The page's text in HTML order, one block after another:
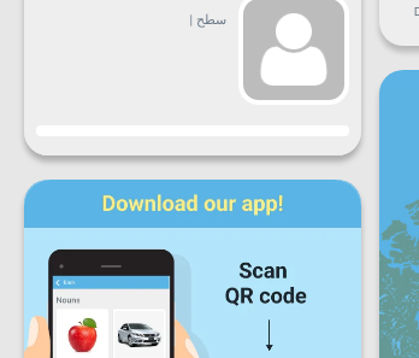
سطح |
پیشرفت
دوشنبه سه پنجشنبه